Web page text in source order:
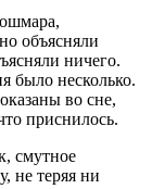
объясняли
ничего.
было несколько.
во сне,
приснилось.
смутное
не теряя ни